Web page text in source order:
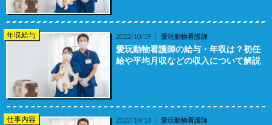
年収給与 2022/10/19 愛玩動物看護師
愛玩動物看護師の給与・年収は？初任
給や平均月収などの収入について解説
仕事内容 2022/10/14 愛玩動物看護師